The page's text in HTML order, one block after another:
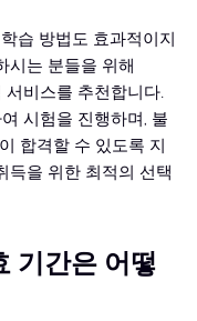
습 방법도 효과적이지
시는 분들을 위해
비스를 추천합니다.
시험을 진행하며, 불
합격할 수 있도록 지
득을 위한 최적의 선택
기간은 어떻